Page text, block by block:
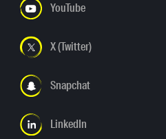
YouTube
X (Twitter)
Snapchat
LinkedIn